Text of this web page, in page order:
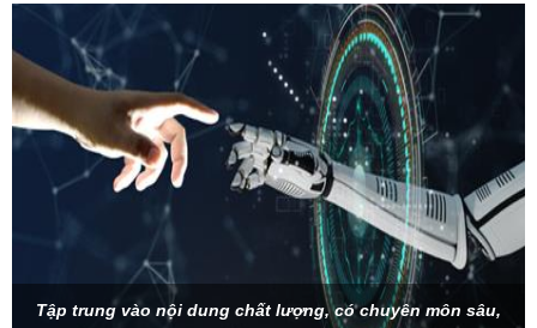
Tập trung vào nội dung chất lượng, có chuyên môn sâu,